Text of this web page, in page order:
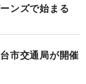
ンズで始まる
市交通局が開催